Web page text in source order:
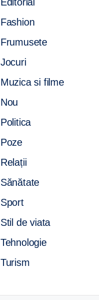
Fashion
Frumusete
Jocuri
Muzica si filme
Nou
Politica
Poze
Relații
Sănătate
Sport
Stil de viata
Tehnologie
Turism